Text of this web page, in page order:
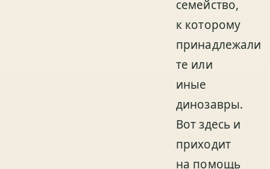
семейство,
к которому
принадлежали
те или
иные
динозавры.
Вот здесь и
приходит
на помощь